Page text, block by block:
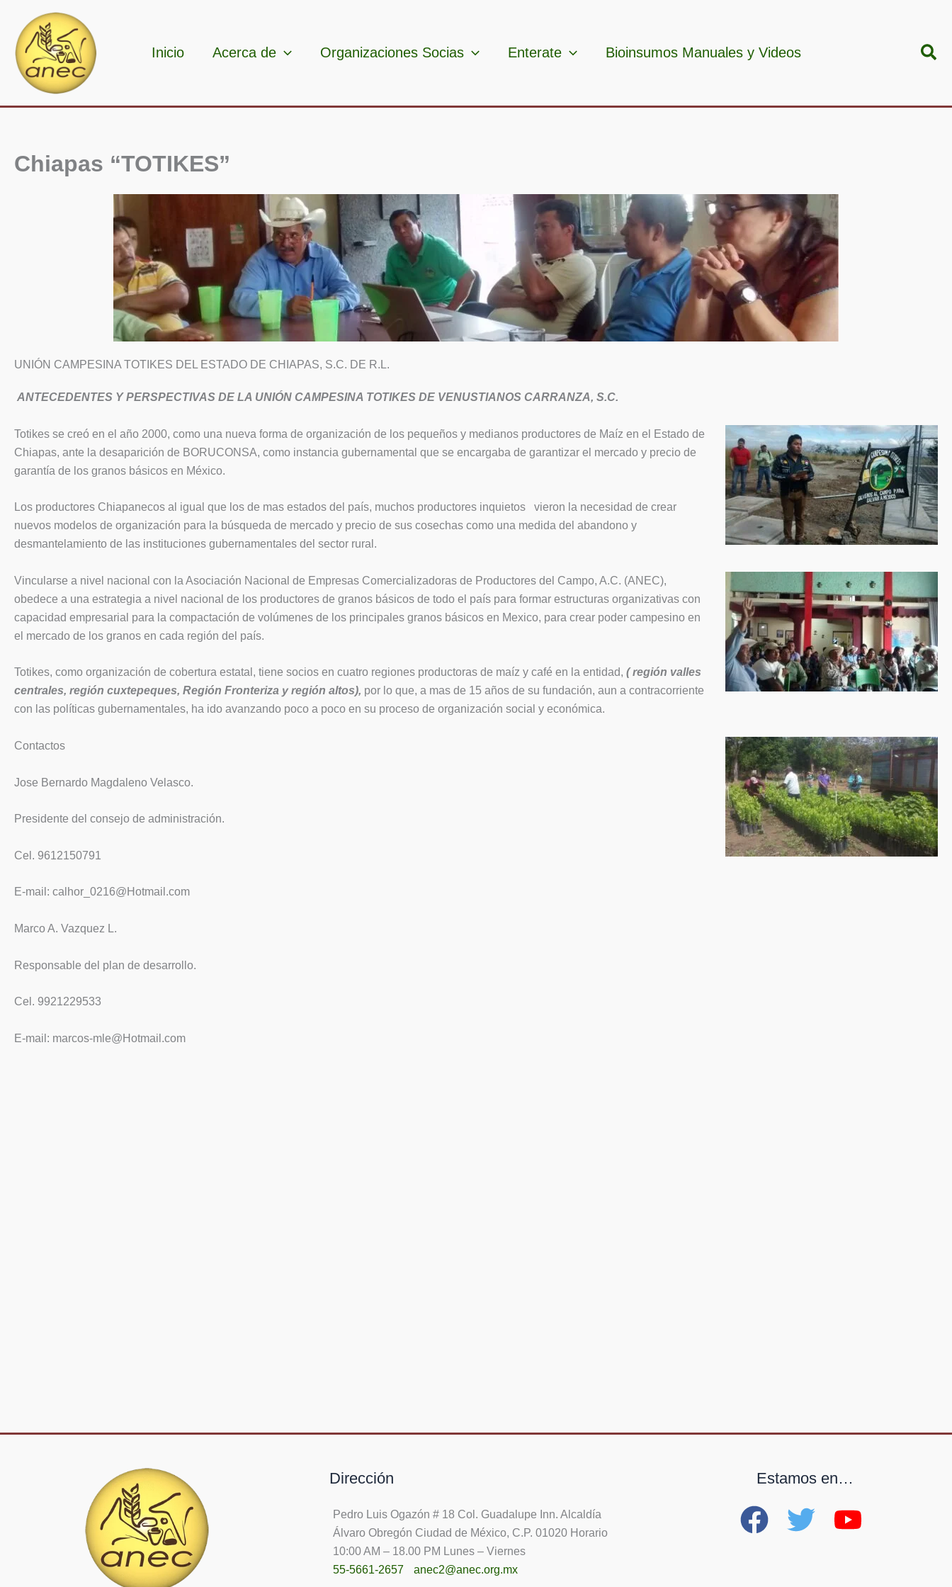
contenido
Inicio Acerca de Organizaciones Socias Enterate Bioinsumos Manuales y Videos
Chiapas “TOTIKES”
UNIÓN CAMPESINA TOTIKES DEL ESTADO DE CHIAPAS, S.C. DE R.L.
ANTECEDENTES Y PERSPECTIVAS DE LA UNIÓN CAMPESINA TOTIKES DE VENUSTIANOS CARRANZA, S.C.
Totikes se creó en el año 2000, como una nueva forma de organización de los pequeños y medianos productores de Maíz en el Estado de
Chiapas, ante la desaparición de BORUCONSA, como instancia gubernamental que se encargaba de garantizar el mercado y precio de
garantía de los granos básicos en México.
Los productores Chiapanecos al igual que los de mas estados del país, muchos productores inquietos vieron la necesidad de crear
nuevos modelos de organización para la búsqueda de mercado y precio de sus cosechas como una medida del abandono y
desmantelamiento de las instituciones gubernamentales del sector rural.
Vincularse a nivel nacional con la Asociación Nacional de Empresas Comercializadoras de Productores del Campo, A.C. (ANEC),
obedece a una estrategia a nivel nacional de los productores de granos básicos de todo el país para formar estructuras organizativas con
capacidad empresarial para la compactación de volúmenes de los principales granos básicos en Mexico, para crear poder campesino en
el mercado de los granos en cada región del país.
Totikes, como organización de cobertura estatal, tiene socios en cuatro regiones productoras de maíz y café en la entidad, ( región valles
centrales, región cuxtepeques, Región Fronteriza y región altos), por lo que, a mas de 15 años de su fundación, aun a contracorriente
con las políticas gubernamentales, ha ido avanzando poco a poco en su proceso de organización social y económica.
Contactos
Jose Bernardo Magdaleno Velasco.
Presidente del consejo de administración.
Cel. 9612150791
E-mail: calhor_0216@Hotmail.com
Marco A. Vazquez L.
Responsable del plan de desarrollo.
Cel. 9921229533
E-mail: marcos-mle@Hotmail.com
Dirección
Pedro Luis Ogazón # 18 Col. Guadalupe Inn. Alcaldía
Álvaro Obregón Ciudad de México, C.P. 01020 Horario
10:00 AM – 18.00 PM Lunes – Viernes
55-5661-2657
anec2@anec.org.mx
Estamos en…